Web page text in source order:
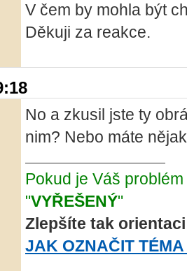
V čem by mohla být
Děkuji za reakce.
No a zkusil jste ty
nim? Nebo máte
Pokud je Váš
"VYŘEŠENÝ"
Zlepšíte tak
JAK OZNAČIT TÉMA